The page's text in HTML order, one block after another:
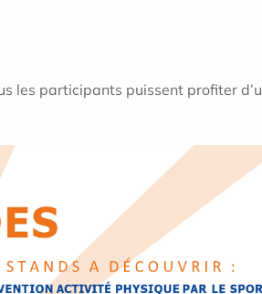
les participants puissent profiter